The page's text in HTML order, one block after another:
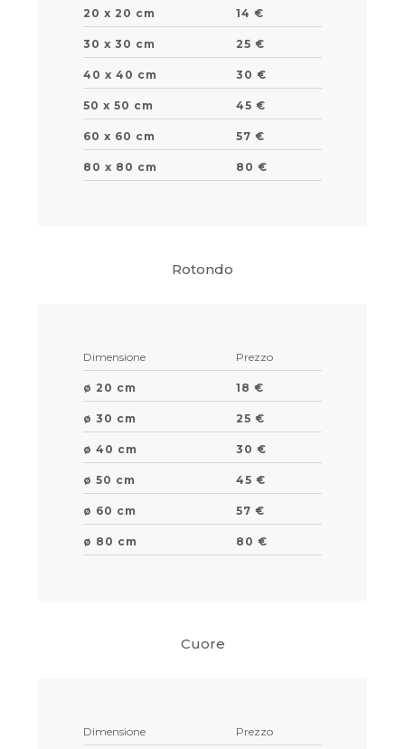
20 x 20 cm 14 €
30 x 30 cm 25 €
40 x 40 cm 30 €
50 x 50 cm 45 €
60 x 60 cm 57 €
80 x 80 cm 80 €
Rotondo
Dimensione Prezzo
ø 20 cm 18 €
ø 30 cm 25 €
ø 40 cm 30 €
ø 50 cm 45 €
ø 60 cm 57 €
ø 80 cm 80 €
Cuore
Dimensione Prezzo